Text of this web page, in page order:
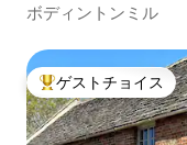
ボディントンミル
大好評のゲストチョ
ゲストチョイス